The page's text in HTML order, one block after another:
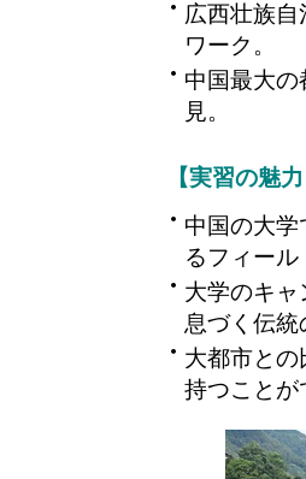
広西壮族
ワーク。
中国最大
見。
【実習の魅
中国の大
るフィー
大学のキ
息づく伝
大都市と
持つことが